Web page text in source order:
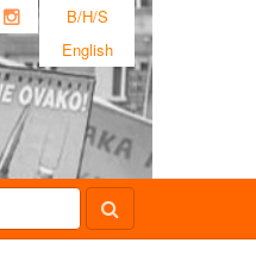
B/H/S
English